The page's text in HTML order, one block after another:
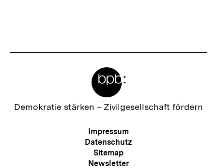
Zur
Demokratie stärken – Zivilgesellschaft fördern
Meta-
Navigation
Impressum
Datenschutz
Sitemap
Newsletter